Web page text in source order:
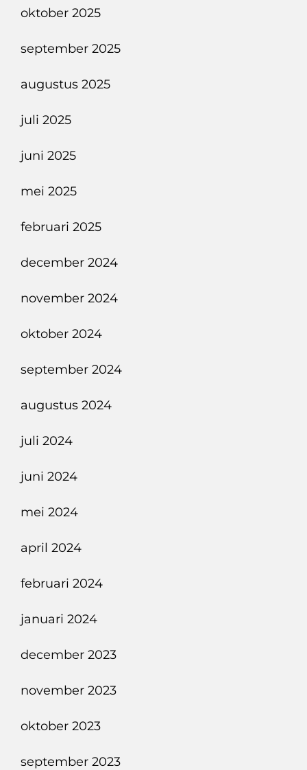
oktober 2025
september 2025
augustus 2025
juli 2025
juni 2025
mei 2025
februari 2025
december 2024
november 2024
oktober 2024
september 2024
augustus 2024
juli 2024
juni 2024
mei 2024
april 2024
februari 2024
januari 2024
december 2023
november 2023
oktober 2023
september 2023